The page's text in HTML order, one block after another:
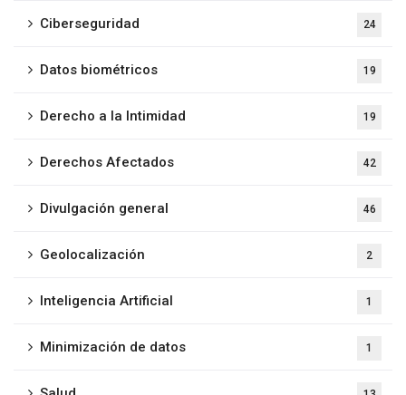
Ciberseguridad 24
Datos biométricos 19
Derecho a la Intimidad 19
Derechos Afectados 42
Divulgación general 46
Geolocalización 2
Inteligencia Artificial 1
Minimización de datos 1